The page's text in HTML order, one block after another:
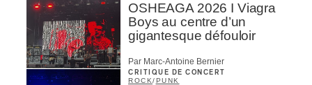
OSHEAGA 2026 I Viagra
Boys au centre d’un
gigantesque défouloir
Par Marc-Antoine Bernier
CRITIQUE DE CONCERT
ROCK/PUNK